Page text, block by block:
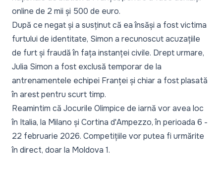
online de 2 mii și 500 de euro.
După ce negat și a susținut că ea însăși a fost victima
furtului de identitate, Simon a recunoscut acuzațiile
de furt și fraudă în fața instanței civile. Drept urmare,
Julia Simon a fost exclusă temporar de la
antrenamentele echipei Franței și chiar a fost plasată
în arest pentru scurt timp.
Reamintim că Jocurile Olimpice de iarnă vor avea loc
în Italia, la Milano și Cortina d'Ampezzo, în perioada 6 -
22 februarie 2026. Competițiile vor putea fi urmărite
în direct, doar la Moldova 1.